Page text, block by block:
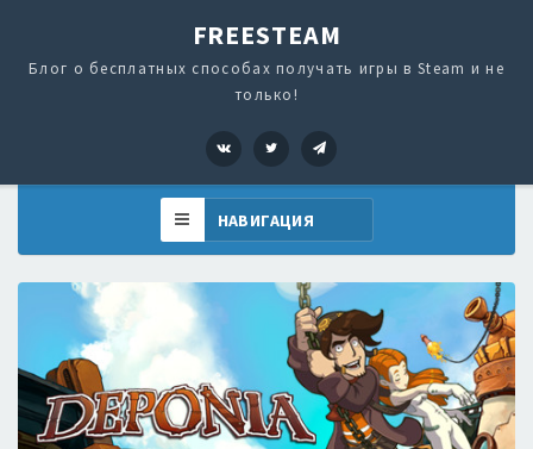
FREESTEAM
Блог о бесплатных способах получать игры в Steam и не
только!
VK Twitter